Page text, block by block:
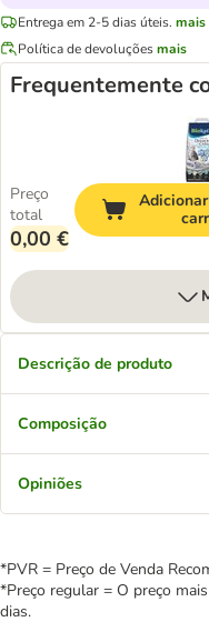
Entrega em 2-5 dias úteis. mais
Política de devoluçõesmais
Frequentemente
Preço
total
0,00 €
Descrição de produto
Composição
Opiniões
*PVR = Preço de Venda
*Preço regular = O preço
dias.